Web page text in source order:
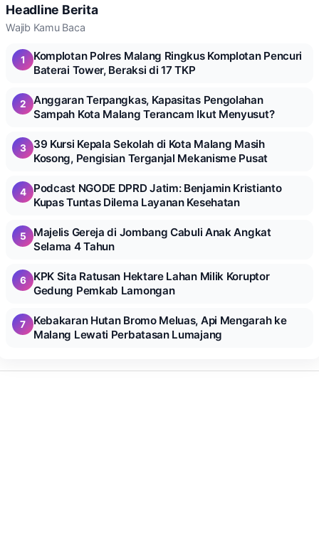
Headline Berita
Wajib Kamu Baca
1
Komplotan Polres Malang Ringkus Komplotan Pencuri
Baterai Tower, Beraksi di 17 TKP
2
Anggaran Terpangkas, Kapasitas Pengolahan
Sampah Kota Malang Terancam Ikut Menyusut?
3
39 Kursi Kepala Sekolah di Kota Malang Masih
Kosong, Pengisian Terganjal Mekanisme Pusat
4
Podcast NGODE DPRD Jatim: Benjamin Kristianto
Kupas Tuntas Dilema Layanan Kesehatan
5
Majelis Gereja di Jombang Cabuli Anak Angkat
Selama 4 Tahun
6
KPK Sita Ratusan Hektare Lahan Milik Koruptor
Gedung Pemkab Lamongan
7
Kebakaran Hutan Bromo Meluas, Api Mengarah ke
Malang Lewati Perbatasan Lumajang